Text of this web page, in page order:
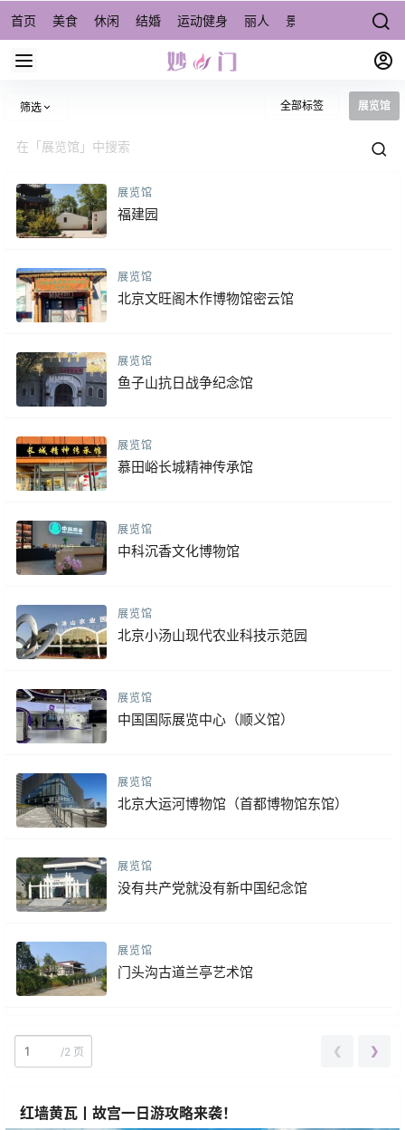
首页 美食 休闲 结婚 运动健身 丽人 景点/周边游 宠物
筛选 全部标签 展览馆
展览馆
福建园
展览馆
北京文旺阁木作博物馆密云馆
展览馆
鱼子山抗日战争纪念馆
展览馆
慕田峪长城精神传承馆
展览馆
中科沉香文化博物馆
展览馆
北京小汤山现代农业科技示范园
展览馆
中国国际展览中心（顺义馆）
展览馆
北京大运河博物馆（首都博物馆东馆）
展览馆
没有共产党就没有新中国纪念馆
展览馆
门头沟古道兰亭艺术馆
/2 页 ❮ ❯
红墙黄瓦丨故宫一日游攻略来袭！